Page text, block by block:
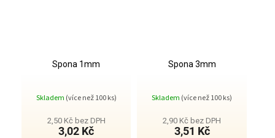
Spona 1mm
Skladem (více než 100 ks)
2,50 Kč bez DPH
3,02 Kč
Spona 3mm
Skladem (více než 100 ks)
2,90 Kč bez DPH
3,51 Kč